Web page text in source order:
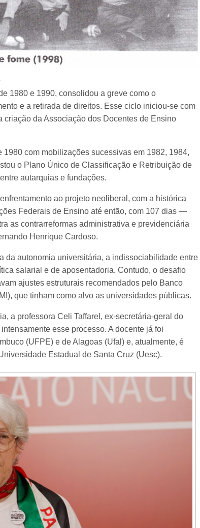
1980 e 1990, consolidou a greve como o
e a retirada de direitos. Esse ciclo iniciou-se com
da Associação dos Docentes de Ensino
com mobilizações sucessivas em 1982, 1984,
o Plano Único de Classificação e Retribuição de
autarquias e fundações.
ao projeto neoliberal, com a histórica
Federais de Ensino até então, com 107 dias —
as contrarreformas administrativa e previdenciária
Henrique Cardoso.
da autonomia universitária, a indissociabilidade entre
salarial e de aposentadoria. Contudo, o desafio
ajustes estruturais recomendados pelo Banco
que tinham como alvo as universidades públicas.
a professora Celi Taffarel, ex-secretária-geral do
esse processo. A docente já foi
(UFPE) e de Alagoas (Ufal) e, atualmente, é
Estadual de Santa Cruz (Uesc).